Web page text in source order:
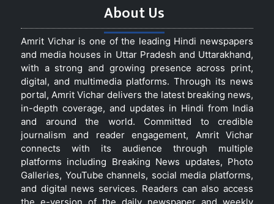
About Us
Amrit Vichar is one of the leading Hindi newspapers
and media houses in Uttar Pradesh and Uttarakhand,
with a strong and growing presence across print,
digital, and multimedia platforms. Through its news
portal, Amrit Vichar delivers the latest breaking news,
in-depth coverage, and updates in Hindi from India
and around the world. Committed to credible
journalism and reader engagement, Amrit Vichar
connects with its audience through multiple
platforms including Breaking News updates, Photo
Galleries, YouTube channels, social media platforms,
and digital news services. Readers can also access
the e-version of the daily newspaper and weekly